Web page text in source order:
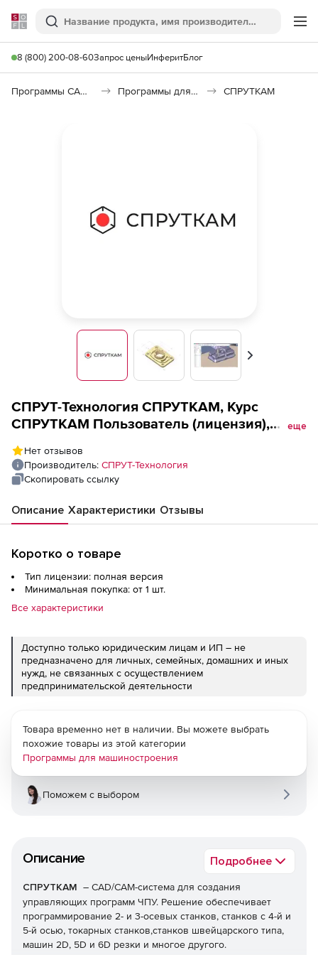
Softline
Поиск
8 (800) 200-08-60Запрос ценыИнферитБлог
Программы САПР и ГИС Программы для машиностроения СПРУТКАМ
Вперед
СПРУТ-Технология СПРУТКАМ, Курс
СПРУТКАМ Пользователь (лицензия),
инструмента), 1 чел./2 дн.
еще
Нет отзывов
Производитель: СПРУТ-Технология
Скопировать ссылку
Описание Характеристики Отзывы
Коротко о товаре
Тип лицензии: полная версия
Минимальная покупка: от 1 шт.
Все характеристики
Доступно только юридическим лицам и ИП – не
предназначено для личных, семейных, домашних и иных
нужд, не связанных с осуществлением
предпринимательской деятельности
Описание Подробнее
СПРУТКАМ – CAD/CAM-система для создания
управляющих программ ЧПУ. Решение обеспечивает
программирование 2- и 3-осевых станков, станков с 4-й и
5-й осью, токарных станков,станков швейцарского типа,
машин 2D, 5D и 6D резки и многое другого.
Товара временно нет в наличии. Вы можете выбрать
похожие товары из этой категории
Программы для машиностроения
Поможем с выбором